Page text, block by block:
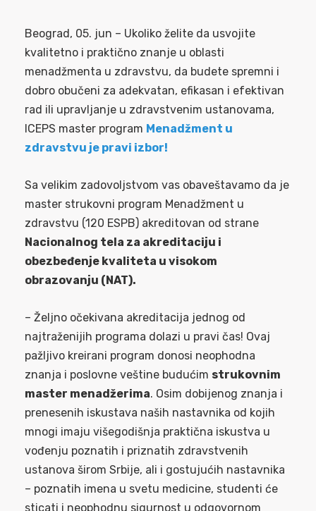
Beograd, 05. jun – Ukoliko želite da usvojite
kvalitetno i praktično znanje u oblasti
menadžmenta u zdravstvu, da budete spremni i
dobro obučeni za adekvatan, efikasan i efektivan
rad ili upravljanje u zdravstvenim ustanovama,
ICEPS master program Menadžment u
zdravstvu je pravi izbor!
Sa velikim zadovoljstvom vas obaveštavamo da je
master strukovni program Menadžment u
zdravstvu (120 ESPB) akreditovan od strane
Nacionalnog tela za akreditaciju i
obezbeđenje kvaliteta u visokom
obrazovanju (NAT).
– Željno očekivana akreditacija jednog od
najtraženijih programa dolazi u pravi čas! Ovaj
pažljivo kreirani program donosi neophodna
znanja i poslovne veštine budućim strukovnim
master menadžerima. Osim dobijenog znanja i
prenesenih iskustava naših nastavnika od kojih
mnogi imaju višegodišnja praktična iskustva u
vođenju poznatih i priznatih zdravstvenih
ustanova širom Srbije, ali i gostujućih nastavnika
– poznatih imena u svetu medicine, studenti će
sticati i neophodnu sigurnost u odgovornom